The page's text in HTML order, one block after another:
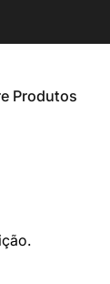
Produtos